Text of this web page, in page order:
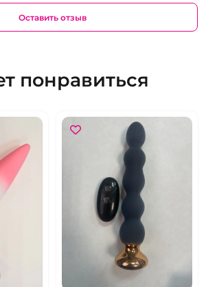
Оставить отзыв
понравиться